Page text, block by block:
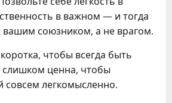
в важном — и тогда
вашим союзником, а не врагом.
чтобы всегда быть
ценна, чтобы
совсем легкомысленно.